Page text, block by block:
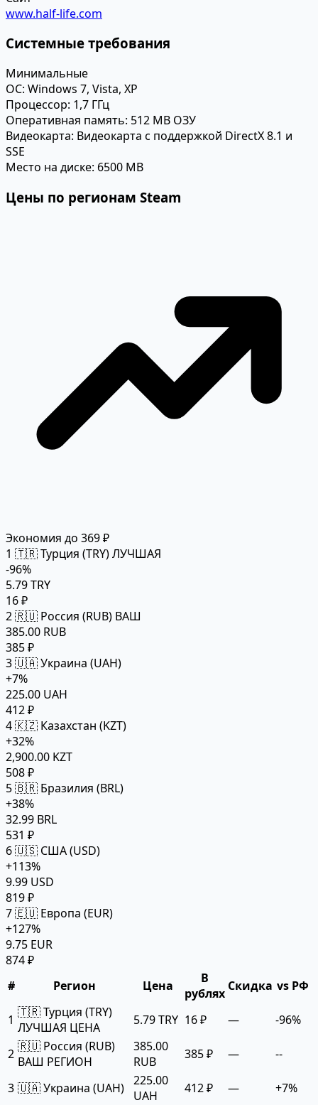
www.half-life.com
Системные требования
Минимальные
ОС: Windows 7, Vista, XP
Процессор: 1,7 ГГц
Оперативная память: 512 MB ОЗУ
Видеокарта: Видеокарта с поддержкой DirectX 8.1 и
SSE
Место на диске: 6500 MB
Цены по регионам Steam
Экономия до 369 ₽
1 🇹🇷 Турция (TRY)ЛУЧШАЯ
-96%
5.79 TRY
16 ₽
2🇷🇺 Россия (RUB) ВАШ
385.00 RUB
385 ₽
3🇺🇦 Украина (UAH)
+7%
225.00 UAH
412 ₽
4🇰🇿 Казахстан (KZT)
+32%
2,900.00 KZT
508 ₽
5🇧🇷 Бразилия (BRL)
+38%
32.99 BRL
531 ₽
6🇺🇸 США (USD)
+113%
9.99 USD
819 ₽
7🇪🇺 Европа (EUR)
+127%
9.75 EUR
874 ₽
#
Регион Цена
В
рублях Скидка vs РФ
1 🇹🇷 Турция (TRY)
ЛУЧШАЯ ЦЕНА
5.79 TRY 16 ₽ — -96%
2 🇷🇺 Россия (RUB)
ВАШ РЕГИОН
385.00
RUB
385 ₽ — --
3 🇺🇦 Украина (UAH) 225.00
UAH
412 ₽ — +7%